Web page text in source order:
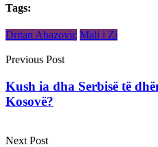
Tags:
Dritan Abazoviç Mali i Zi
Previous Post
Kush ia dha Serbisë të
Kosovë?
Next Post